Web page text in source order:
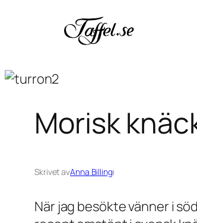
Morisk
Skrivet avAnna Billingi
När jag besökte vänner i